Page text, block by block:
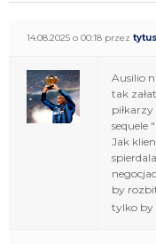
14.08.2025 o 00:18 przez
Ausilio
tak
sequele
Jak
by
tylko by